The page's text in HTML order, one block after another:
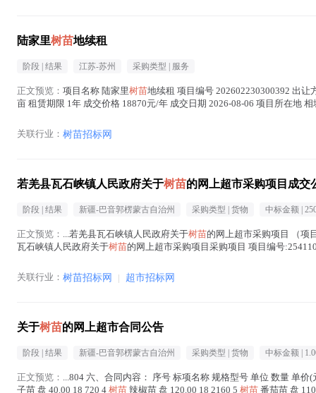
陆家里树苗地续租
阶段 | 结果 江苏-苏州 采购类型 | 服务
正文预览： 项目名称 陆家里树苗地续租 项目编号 202602230300392 出
亩 租赁期限 1年 成交价格 18870元/年 成交日期 2026-08-06 项目所在地
关联行业： 树苗招标网
若羌县瓦石峡镇人民政府关于树苗的网上超市采购项目成交
阶段 | 结果 新疆-巴音郭楞蒙古自治州 采购类型 | 货物 中标金额 |
正文预览： ...若羌县瓦石峡镇人民政府关于树苗的网上超市采购项目 （项
瓦石峡镇人民政府关于树苗的网上超市采购项目采购项目 项目编号
关联行业： 树苗招标网 | 超市招标网
关于树苗的网上超市合同公告
阶段 | 结果 新疆-巴音郭楞蒙古自治州 采购类型 | 货物 中标金额 |
正文预览： ...804 六、合同内容： 序号 标项名称 规格型号 单位 数量 单价
子苗 盘 40.00 18 720 4 树苗 辣椒苗 盘 120.00 18 2160 5 树苗 番茄苗 盘